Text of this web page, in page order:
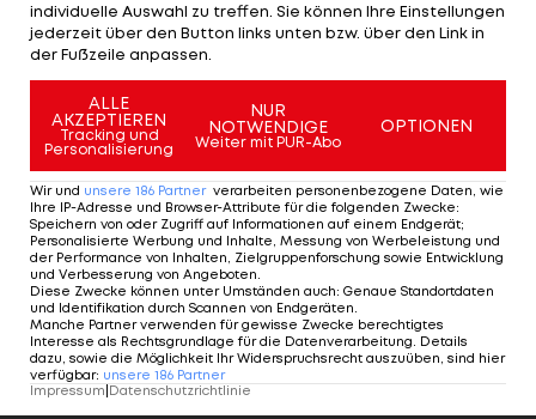
Fans eine wichtige Rolle.
liefert eine Übersicht der Trikotpreise der
heimischen Bundesligisten in der Saison 2024/25.
Gestartet wird mit dem günstigsten Trikot. Die
Preise werden den jeweiligen Onlineshops
entnommen. Dabei wird der Preis des Heimtrikots
für Erwachsene, ohne angebotene Zusätze wie
Patches, Sponsoren etc., herangezogen.
Falls es eine Replica- und eine Authentic-Variante
gibt, wird der Preis der Replica-Variante
angeführt.
individuelle Auswahl zu treffen. Sie können Ihre Einstellungen
jederzeit über den Button links unten bzw. über den Link in
der Fußzeile anpassen.
ALLE
AKZEPTIEREN
Tracking und
Personalisierung
NUR
NOTWENDIGE
Weiter mit PUR-Abo
OPTIONEN
Wir und unsere 186 Partner verarbeiten personenbezogene Daten, wie
Ihre IP-Adresse und Browser-Attribute für die folgenden Zwecke:
Speichern von oder Zugriff auf Informationen auf einem Endgerät;
Personalisierte Werbung und Inhalte, Messung von Werbeleistung und
der Performance von Inhalten, Zielgruppenforschung sowie Entwicklung
und Verbesserung von Angeboten.
Diese Zwecke können unter Umständen auch: Genaue Standortdaten
und Identifikation durch Scannen von Endgeräten.
Manche Partner verwenden für gewisse Zwecke berechtigtes
Interesse als Rechtsgrundlage für die Datenverarbeitung. Details
dazu, sowie die Möglichkeit Ihr Widerspruchsrecht auszuüben, sind hier
verfügbar: unsere 186 Partner
Impressum Datenschutzrichtlinie